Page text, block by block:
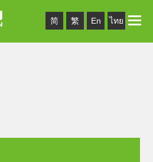
简 繁 En ไทย Toggle